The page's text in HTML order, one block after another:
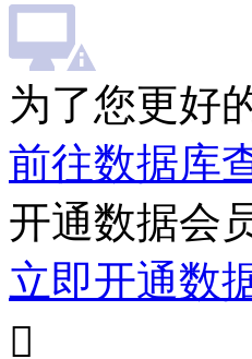
为了您更好
前往数据库
开通数据会
立即开通数
